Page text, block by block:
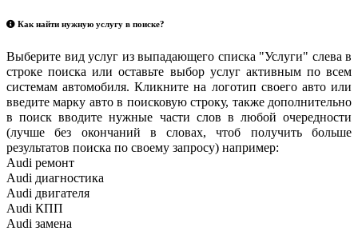
Как найти нужную услугу в поиске?
Выберите вид услуг из выпадающего списка "Услуги" слева в
строке поиска или оставьте выбор услуг активным по всем
системам автомобиля. Кликните на логотип своего авто или
введите марку авто в поисковую строку, также дополнительно
в поиск вводите нужные части слов в любой очередности
(лучше без окончаний в словах, чтоб получить больше
результатов поиска по своему запросу) например:
Audi ремонт
Audi диагностика
Audi двигателя
Audi КПП
Audi замена